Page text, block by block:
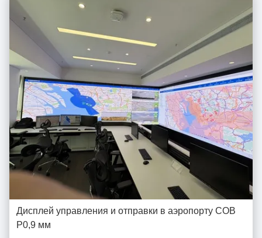
Дисплей управления и отправки в аэропорту COB
P0,9 мм